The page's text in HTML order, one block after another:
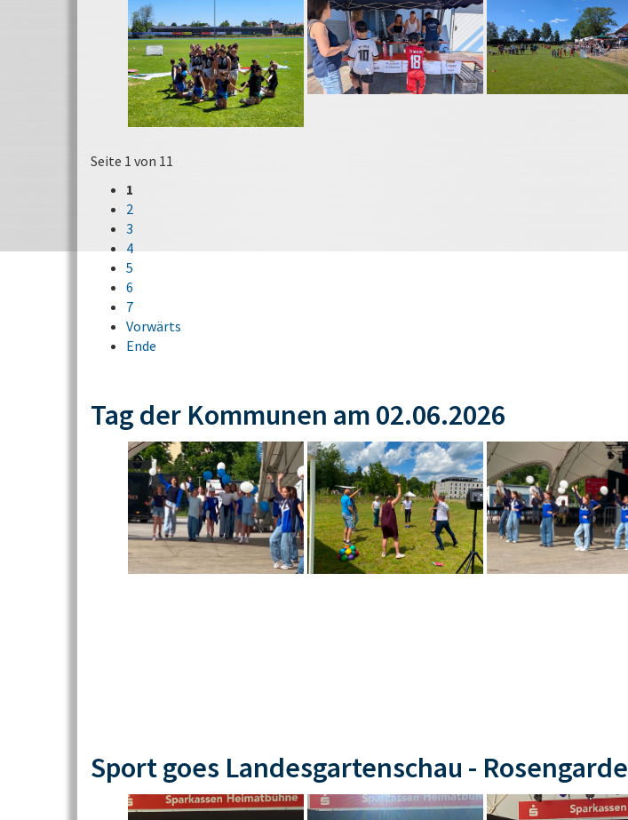
Seite 1 von 11
1
2
3
4
5
6
7
Vorwärts
Ende
Tag der Kommunen am 02.06.2026
Sport goes Landesgartenschau - Rosengarde